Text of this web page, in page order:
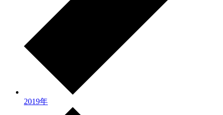
2019年